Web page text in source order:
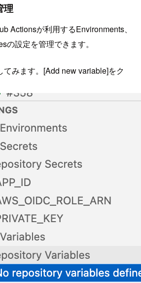
理
Actionsが利用するEnvironments、
の設定を管理できます。
みます。[Add new variable]をク